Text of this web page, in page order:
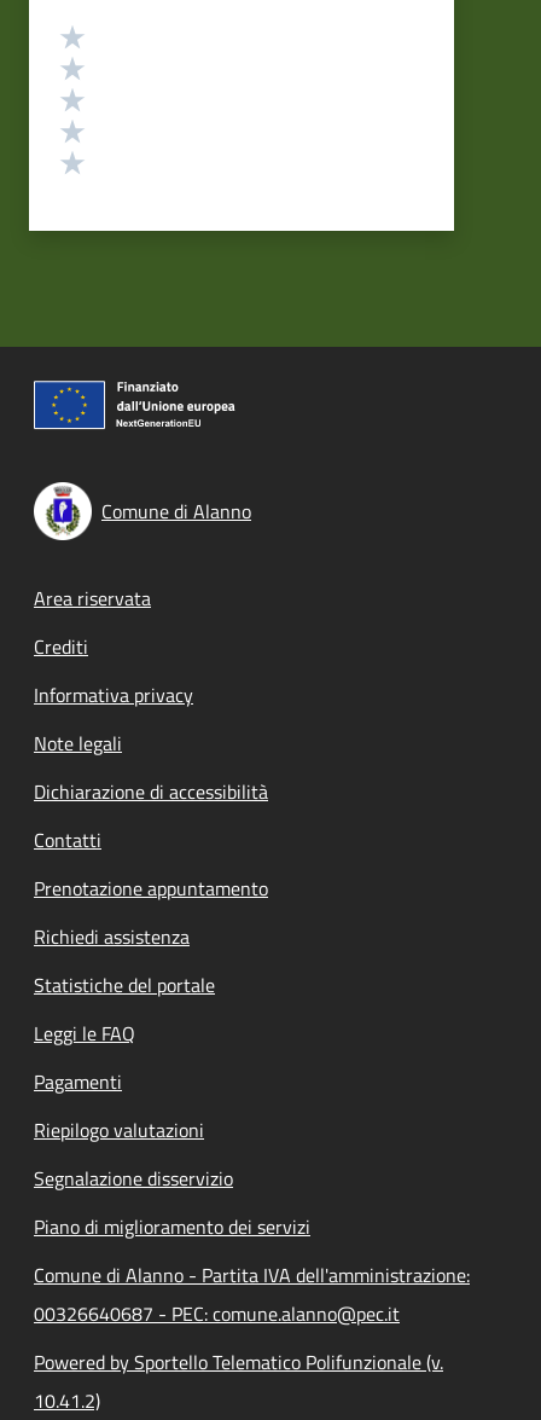
Valutazione
Comune di Alanno
Footer menu
Area riservata
Crediti
Informativa privacy
Note legali
Dichiarazione di accessibilità
Contatti
Prenotazione appuntamento
Richiedi assistenza
Statistiche del portale
Leggi le FAQ
Pagamenti
Riepilogo valutazioni
Segnalazione disservizio
Piano di miglioramento dei servizi
Comune di Alanno - Partita IVA dell'amministrazione:
00326640687 - PEC: comune.alanno@pec.it
Powered by Sportello Telematico Polifunzionale (v.
10.41.2)